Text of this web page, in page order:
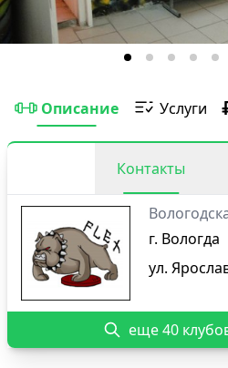
Описание Услуги
Контакты
г. Вологда
ул.
еще 40